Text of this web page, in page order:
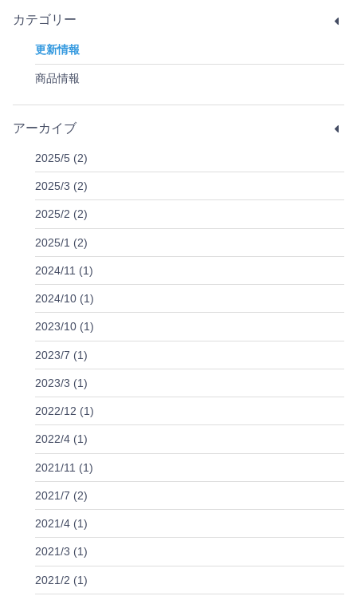
カテゴリー
更新情報
商品情報
アーカイブ
2025/5 (2)
2025/3 (2)
2025/2 (2)
2025/1 (2)
2024/11 (1)
2024/10 (1)
2023/10 (1)
2023/7 (1)
2023/3 (1)
2022/12 (1)
2022/4 (1)
2021/11 (1)
2021/7 (2)
2021/4 (1)
2021/3 (1)
2021/2 (1)